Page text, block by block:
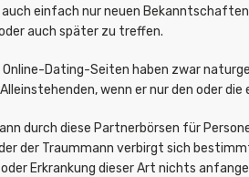
einfach nur neuen
auch später zu treffen.
Online-Dating-Seiten haben zwar
wenn er nur den oder die
durch diese Partnerbörsen für
der Traummann verbirgt sich
Erkrankung dieser Art nichts